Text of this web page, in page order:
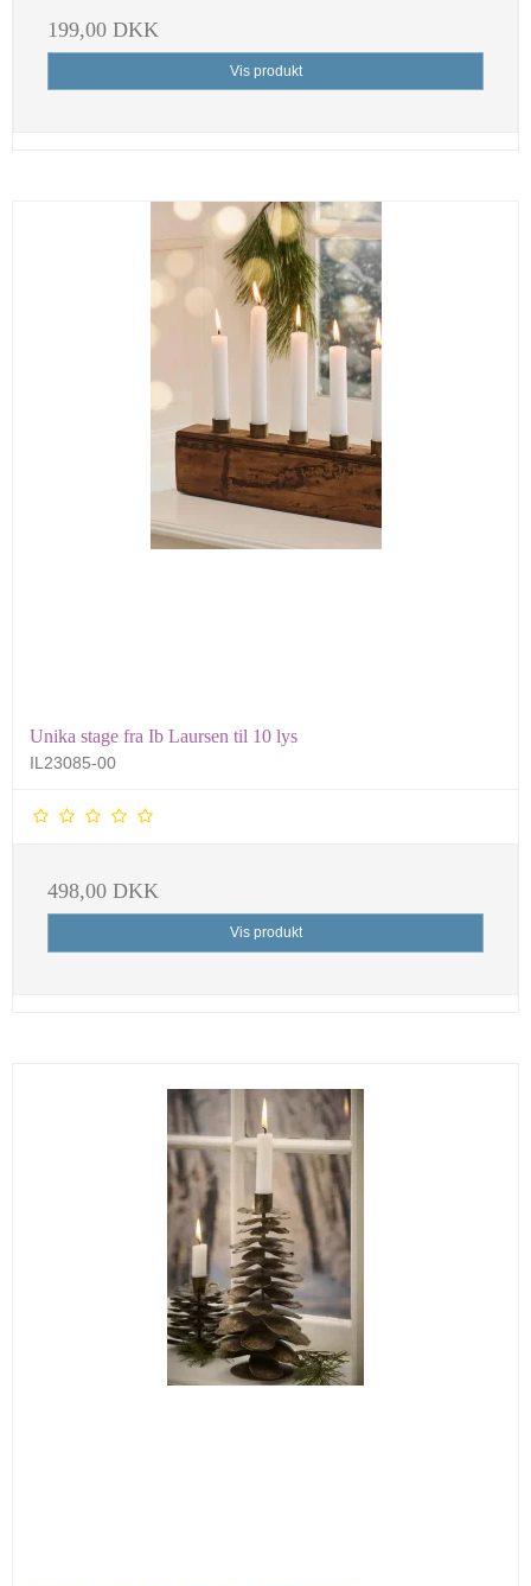
199,00 DKK
Vis produkt
Unika stage fra Ib Laursen til 10 lys
IL23085-00
498,00 DKK
Vis produkt